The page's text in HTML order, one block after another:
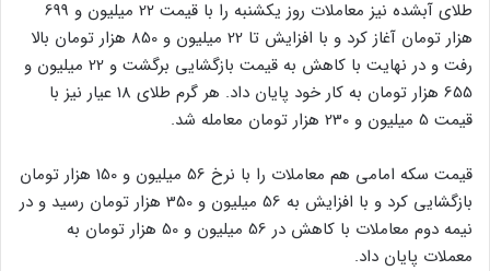
طلای آبشده نیز معاملات روز یکشنبه را با قیمت 22 میلیون و 699
هزار تومان آغاز کرد و با افزایش تا 22 میلیون و 850 هزار تومان بالا
رفت و در نهایت با کاهش به قیمت بازگشایی برگشت و 22 میلیون و
655 هزار تومان به کار خود پایان داد. هر گرم طلای 18 عیار نیز با
قیمت 5 میلیون و 230 هزار تومان معامله شد.
قیمت سکه امامی هم معاملات را با نرخ 56 میلیون و 150 هزار تومان
بازگشایی کرد و با افزایش به 56 میلیون و 350 هزار تومان رسید و در
نیمه دوم معاملات با کاهش در 56 میلیون و 50 هزار تومان به
معملات پایان داد.